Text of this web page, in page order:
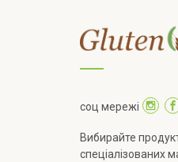
соц мережі
Вибирайте
спеціалізованих